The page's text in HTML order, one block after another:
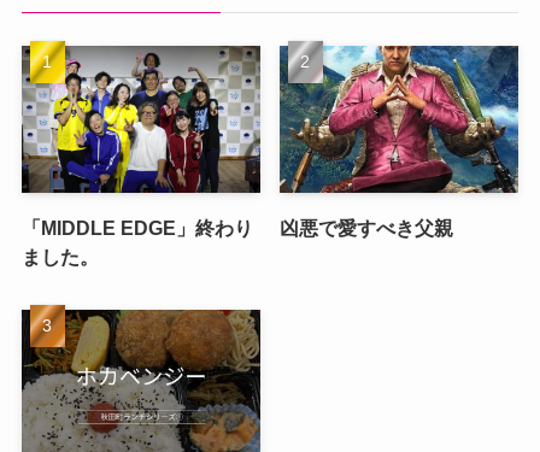
「MIDDLE EDGE」終わり
ました。
凶悪で愛すべき父親